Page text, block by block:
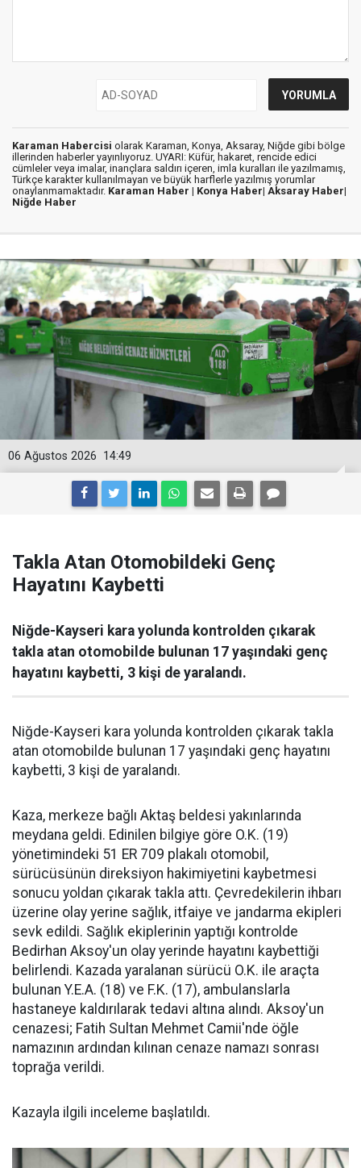
Karaman Habercisi olarak Karaman, Konya, Aksaray, Niğde gibi bölge
illerinden haberler yayınlıyoruz. UYARI: Küfür, hakaret, rencide edici
cümleler veya imalar, inançlara saldırı içeren, imla kuralları ile yazılmamış,
Türkçe karakter kullanılmayan ve büyük harflerle yazılmış yorumlar
onaylanmamaktadır. Karaman Haber | Konya Haber| Aksaray Haber|
Niğde Haber
14:49
06 Ağustos 2026
Takla Atan Otomobildeki Genç
Hayatını Kaybetti
Niğde-Kayseri kara yolunda kontrolden çıkarak
takla atan otomobilde bulunan 17 yaşındaki genç
hayatını kaybetti, 3 kişi de yaralandı.
Niğde-Kayseri kara yolunda kontrolden çıkarak takla
atan otomobilde bulunan 17 yaşındaki genç hayatını
kaybetti, 3 kişi de yaralandı.
Kaza, merkeze bağlı Aktaş beldesi yakınlarında
meydana geldi. Edinilen bilgiye göre O.K. (19)
yönetimindeki 51 ER 709 plakalı otomobil,
sürücüsünün direksiyon hakimiyetini kaybetmesi
sonucu yoldan çıkarak takla attı. Çevredekilerin ihbarı
üzerine olay yerine sağlık, itfaiye ve jandarma ekipleri
sevk edildi. Sağlık ekiplerinin yaptığı kontrolde
Bedirhan Aksoy'un olay yerinde hayatını kaybettiği
belirlendi. Kazada yaralanan sürücü O.K. ile araçta
bulunan Y.E.A. (18) ve F.K. (17), ambulanslarla
hastaneye kaldırılarak tedavi altına alındı. Aksoy'un
cenazesi; Fatih Sultan Mehmet Camii'nde öğle
namazının ardından kılınan cenaze namazı sonrası
toprağa verildi.
Kazayla ilgili inceleme başlatıldı.